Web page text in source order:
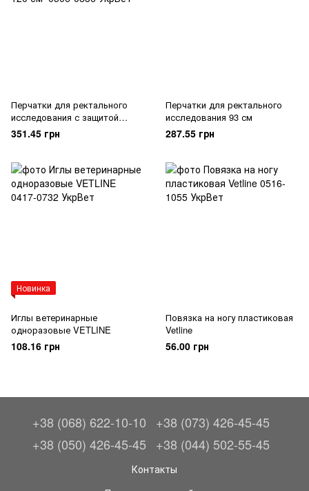
Перчатки для ректального
исследования с защитой
плеча VetLine 120 см
351.45 грн
Перчатки для ректального
исследования 93 см
287.55 грн
Новинка
Иглы ветеринарные
одноразовые VETLINE
108.16 грн
Повязка на ногу пластиковая
Vetline
56.00 грн
+38 (068) 622-10-10
+38 (073) 426-45-45
+38 (050) 426-45-45
+38 (044) 502-55-45
Контакты